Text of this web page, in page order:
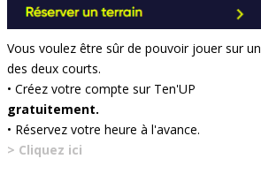
Vous voulez être sûr de pouvoir jouer sur un
des deux courts.
• Créez votre compte sur Ten'UP
gratuitement.
• Réservez votre heure à l'avance.
> Cliquez ici